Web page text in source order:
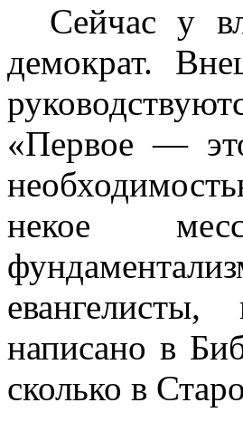
Сейчас у
демократ.
«Первое —
некое
написано в
сколько в